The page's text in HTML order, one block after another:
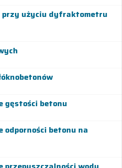
użyciu dyfraktometru
gęstości betonu
odporności betonu na